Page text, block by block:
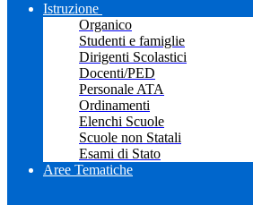
Istruzione
Organico
Studenti e famiglie
Dirigenti Scolastici
Docenti/PED
Personale ATA
Ordinamenti
Elenchi Scuole
Scuole non Statali
Esami di Stato
Aree Tematiche